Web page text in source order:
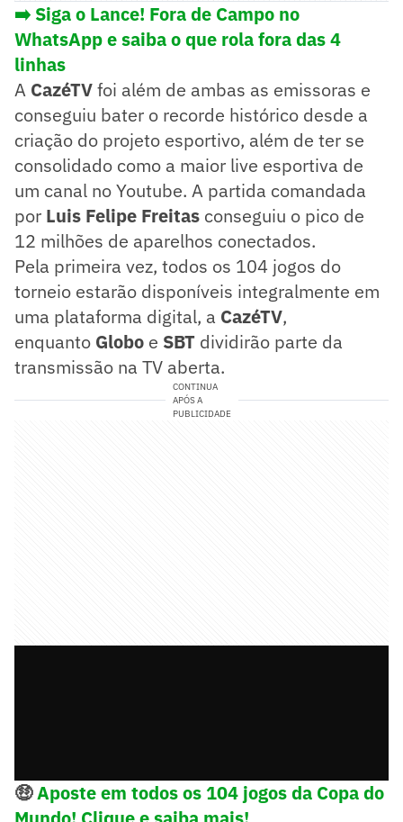
➡️ Siga o Lance! Fora de Campo no
WhatsApp e saiba o que rola fora das 4
linhas
A CazéTVfoi além de ambas as emissoras e
conseguiu bater o recorde histórico desde a
criação do projeto esportivo, além de ter se
consolidado como a maior live esportiva de
um canal no Youtube. A partida comandada
por Luis Felipe Freitas conseguiu o pico de
12 milhões de aparelhos conectados.
Pela primeira vez, todos os 104 jogos do
torneio estarão disponíveis integralmente em
uma plataforma digital, a CazéTV,
enquanto Globo e SBT dividirão parte da
transmissão na TV aberta.
CONTINUA
APÓS A
PUBLICIDADE
🤑Aposte em todos os 104 jogos da Copa do